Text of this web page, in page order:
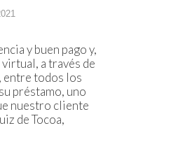
y buen pago y,
virtual, a través de
entre todos los
préstamo, uno
nuestro cliente
de Tocoa,